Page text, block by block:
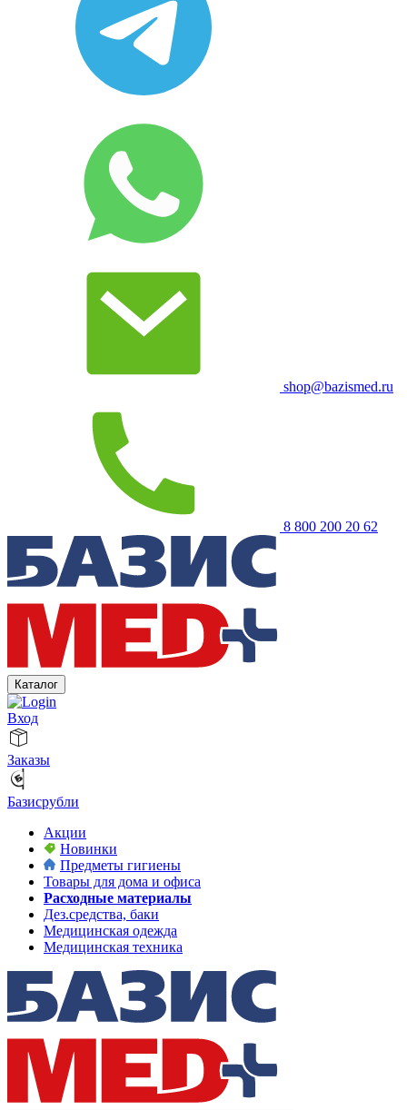
shop@bazismed.ru
8 800 200 20 62
Каталог
Вход
Заказы
Базисрубли
Акции
Новинки
Предметы гигиены
Товары для дома и офиса
Расходные материалы
Дез.средства, баки
Медицинская одежда
Медицинская техника